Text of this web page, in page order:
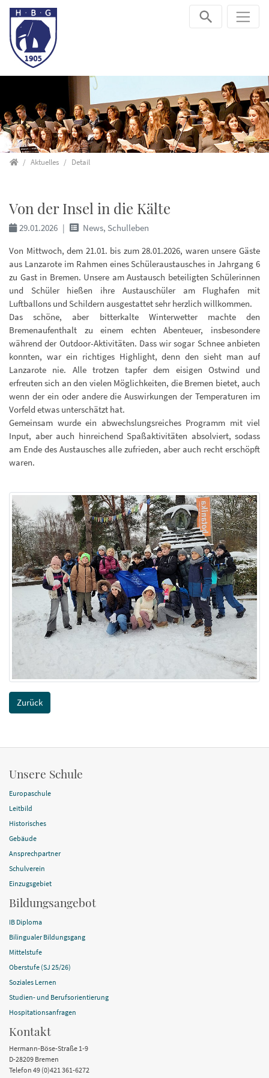
Direkt zur Hauptnavigation springen
Direkt zum Inhalt springen
Startseite
Aktuelles Detail
Von der Insel in die Kälte
29.01.2026
News, Schulleben
Von Mittwoch, dem 21.01. bis zum 28.01.2026, waren unsere Gäste
aus Lanzarote im Rahmen eines Schüleraustausches in Jahrgang 6
zu Gast in Bremen. Unsere am Austausch beteiligten Schülerinnen
und Schüler hießen ihre Austauschüler am Flughafen mit
Luftballons und Schildern ausgestattet sehr herzlich willkommen.
Das schöne, aber bitterkalte Winterwetter machte den
Bremenaufenthalt zu einem echten Abenteuer, insbesondere
während der Outdoor-Aktivitäten. Dass wir sogar Schnee anbieten
konnten, war ein richtiges Highlight, denn den sieht man auf
Lanzarote nie. Alle trotzen tapfer dem eisigen Ostwind und
erfreuten sich an den vielen Möglichkeiten, die Bremen bietet, auch
wenn der ein oder andere die Auswirkungen der Temperaturen im
Vorfeld etwas unterschätzt hat.
Gemeinsam wurde ein abwechslungsreiches Programm mit viel
Input, aber auch hinreichend Spaßaktivitäten absolviert, sodass
am Ende des Austausches alle zufrieden, aber auch recht erschöpft
waren.
Zurück
Unsere Schule
Europaschule
Leitbild
Historisches
Gebäude
Ansprechpartner
Schulverein
Einzugsgebiet
Bildungsangebot
IB Diploma
Bilingualer Bildungsgang
Mittelstufe
Oberstufe (SJ 25/26)
Soziales Lernen
Studien- und Berufsorientierung
Hospitationsanfragen
Kontakt
Hermann-Böse-Straße 1-9
D-28209 Bremen
Telefon 49 (0)421 361-6272